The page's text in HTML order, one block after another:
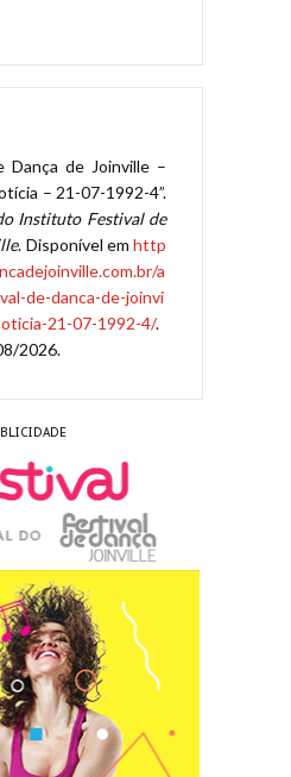
Dança de Joinville –
– 21-07-1992-4”.
Instituto Festival de
. Disponível emhttp
a
de-danca-de-joinvi
21-07-1992-4/.
2026.